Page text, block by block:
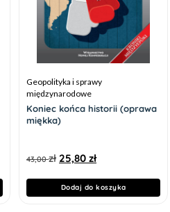
Geopolityka i sprawy
międzynarodowe
Koniec końca historii (oprawa
miękka)
43,00zł 25,80 zł
Dodaj do koszyka